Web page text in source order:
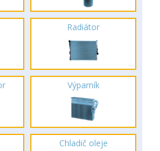
Radiátor
Výparník
Chladič oleje